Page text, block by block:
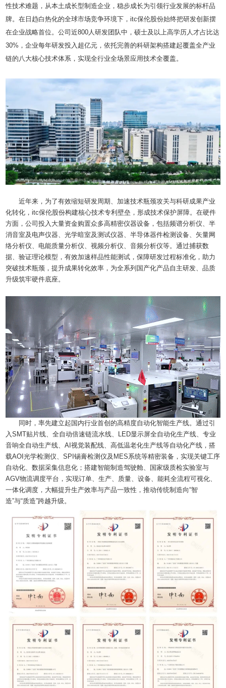
性技术难题，从本土成长型制造企业，稳步成长为引领行业发展的标杆品
牌。在日趋白热化的全球市场竞争环境下，itc保伦股份始终把研发创新摆
在企业战略首位。公司近800人研发团队中，硕士及以上高学历人才占比达
30%，企业每年研发投入超亿元，依托完善的科研架构搭建起覆盖全产业
链的八大核心技术体系，实现全行业全场景应用技术全覆盖。
近年来，为了有效缩短研发周期、加速技术瓶颈攻关与科研成果产业
化转化，itc保伦股份构建核心技术专利壁垒，形成技术保护屏障。在硬件
方面，公司投入大量资金购置众多高精密仪器设备，包括频谱分析仪、半
消音室及电声仪器、光学暗室及测试仪器、半导体器件检测设备、矢量网
络分析仪、电能质量分析仪、视频分析仪、音频分析仪等。通过捕获数
据、验证理论模型，有效加速样品性能测试，保障研发过程标准化，助力
突破技术瓶颈，提升成果转化效率，为全系列国产化产品自主研发、品质
升级筑牢硬件底座。
同时，率先建立起国内行业首创的高精度自动化智能生产线。通过引
入SMT贴片线、全自动倍速链流水线、LED显示屏全自动化生产线、专业
音响全自动生产线、AI视觉装配线、高低温老化生产线等自动化产线，搭
载AOI光学检测仪、SPI锡膏检测仪及MES系统等精密装备，实现关键工序
自动化、数据采集信息化；搭建智能制造驾驶舱、国家级质检实验室与
AGV物流调度平台，实现订单、生产、质量、设备、能耗全流程可视化、
一体化调度，大幅提升生产效率与产品一致性，推动传统制造向“智
造”与“质造”跨越升级。